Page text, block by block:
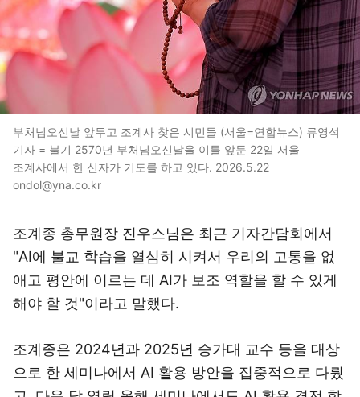
부처님오신날 앞두고 조계사 찾은 시민들 (서울=연합뉴스) 류영석
기자 = 불기 2570년 부처님오신날을 이틀 앞둔 22일 서울
조계사에서 한 신자가 기도를 하고 있다. 2026.5.22
ondol@yna.co.kr
조계종 총무원장 진우스님은 최근 기자간담회에서
"AI에 불교 학습을 열심히 시켜서 우리의 고통을 없
애고 평안에 이르는 데 AI가 보조 역할을 할 수 있게
해야 할 것"이라고 말했다.
조계종은 2024년과 2025년 승가대 교수 등을 대상
으로 한 세미나에서 AI 활용 방안을 집중적으로 다뤘